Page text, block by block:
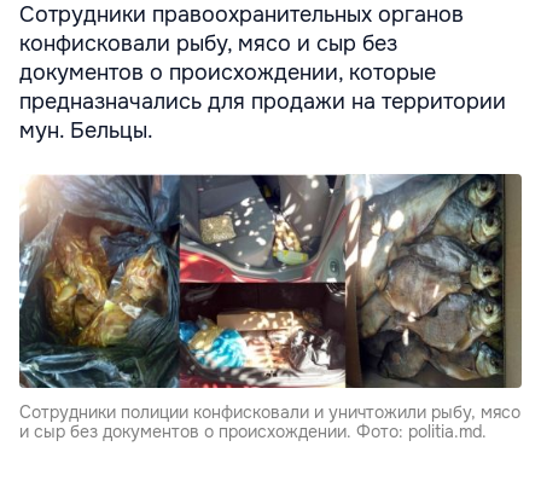
Сотрудники правоохранительных органов
конфисковали рыбу, мясо и сыр без
документов о происхождении, которые
предназначались для продажи на территории
мун. Бельцы.
Сотрудники полиции конфисковали и уничтожили рыбу, мясо
и сыр без документов о происхождении. Фото: politia.md.